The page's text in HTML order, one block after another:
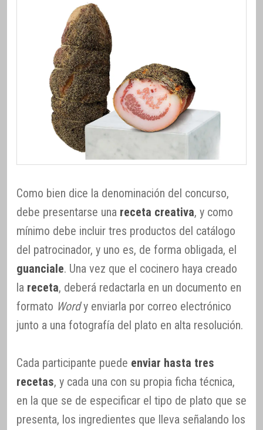
Como bien dice la denominación del concurso,
debe presentarse una receta creativa, y como
mínimo debe incluir tres productos del catálogo
del patrocinador, y uno es, de forma obligada, el
guanciale. Una vez que el cocinero haya creado
la receta, deberá redactarla en un documento en
formato Wordy enviarla por correo electrónico
junto a una fotografía del plato en alta resolución.
Cada participante puede enviar hasta tres
recetas, y cada una con su propia ficha técnica,
en la que se de especificar el tipo de plato que se
presenta, los ingredientes que lleva señalando los